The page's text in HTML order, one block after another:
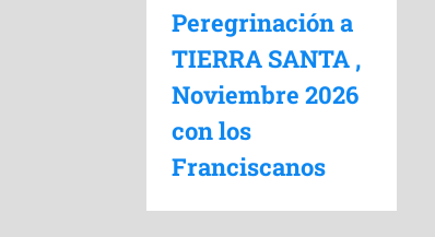
Peregrinación a
TIERRA SANTA ,
Noviembre 2026
con los
Franciscanos